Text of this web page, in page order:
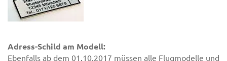
Adress-Schild am Modell:
Ebenfalls ab dem 01.10.2017 müssen alle Flugmodelle und